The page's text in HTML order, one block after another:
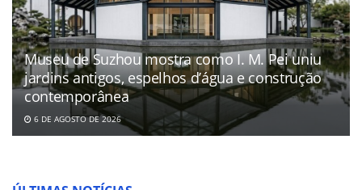
Museu de Suzhou mostra como I. M. Pei uniu
jardins antigos, espelhos d’água e construção
contemporânea
6 DE AGOSTO DE 2026